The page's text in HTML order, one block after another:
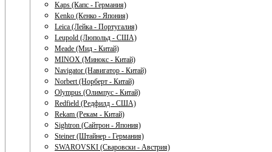
Kaps (Капс - Германия)
Kenko (Кенко - Япония)
Leica (Лейка - Португалия)
Leupold (Люпольд - США)
Meade (Мид - Китай)
MINOX (Минокс - Китай)
Navigator (Навигатор - Китай)
Norbert (Норберт - Китай)
Olympus (Олимпус - Китай)
Redfield (Редфилд - США)
Rekam (Рекам - Китай)
Sightron (Сайтрон - Япония)
Steiner (Штайнер - Германия)
SWAROVSKI (Сваровски - Австрия)